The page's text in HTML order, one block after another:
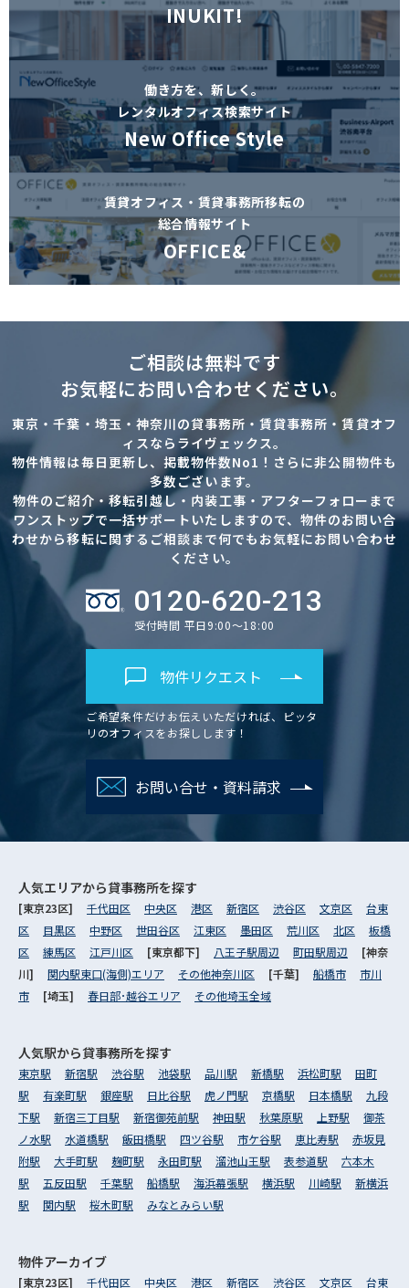
INUKIT!
働き方を、新しく。
レンタルオフィス検索サイト
New Office Style
賃貸オフィス・賃貸事務所移転の
総合情報サイト
OFFICE&
ご相談は無料です
お気軽にお問い合わせください。
東京・千葉・埼玉・神奈川の貸事務所・賃貸事務所・賃貸オフ
ィスならライヴェックス。
物件情報は毎日更新し、掲載物件数No1！さらに非公開物件も
多数ございます。
物件のご紹介・移転引越し・内装工事・アフターフォローまで
ワンストップで一括サポートいたしますので、物件のお問い合
わせから移転に関するご相談まで何でもお気軽にお問い合わせ
ください。
0120-620-213
受付時間 平日9:00～18:00
物件リクエスト
ご希望条件だけお伝えいただければ、ピッタ
リのオフィスをお探しします！
お問い合せ・資料請求
人気エリアから貸事務所を探す
[東京23区] 千代田区 中央区 港区 新宿区 渋谷区 文京区
台東
区
目黒区 中野区 世田谷区 江東区 墨田区 荒川区 北区
板橋
区
練馬区 江戸川区 [東京都下] 八王子駅周辺 町田駅周辺
[神奈
川] 関内駅東口(海側)エリア その他神奈川区 [千葉] 船橋市
市川
市
[埼玉] 春日部･越谷エリア その他埼玉全域
人気駅から貸事務所を探す
東京駅 新宿駅 渋谷駅 池袋駅 品川駅 新橋駅 浜松町駅
田町
駅
有楽町駅 銀座駅 日比谷駅 虎ノ門駅 京橋駅 日本橋駅
九段
下駅
新宿三丁目駅 新宿御苑前駅 神田駅 秋葉原駅 上野駅
御茶
ノ水駅
水道橋駅 飯田橋駅 四ツ谷駅 市ケ谷駅 恵比寿駅
赤坂見
附駅
大手町駅 麹町駅 永田町駅 溜池山王駅 表参道駅
六本木
駅
五反田駅 千葉駅 船橋駅 海浜幕張駅 横浜駅 川崎駅
新横浜
駅
関内駅 桜木町駅 みなとみらい駅
物件アーカイブ
[東京23区] 千代田区 中央区 港区 新宿区 渋谷区 文京区 台東